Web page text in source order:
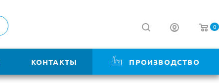
0
КОНТАКТЫ ПРОИЗВОДСТВО